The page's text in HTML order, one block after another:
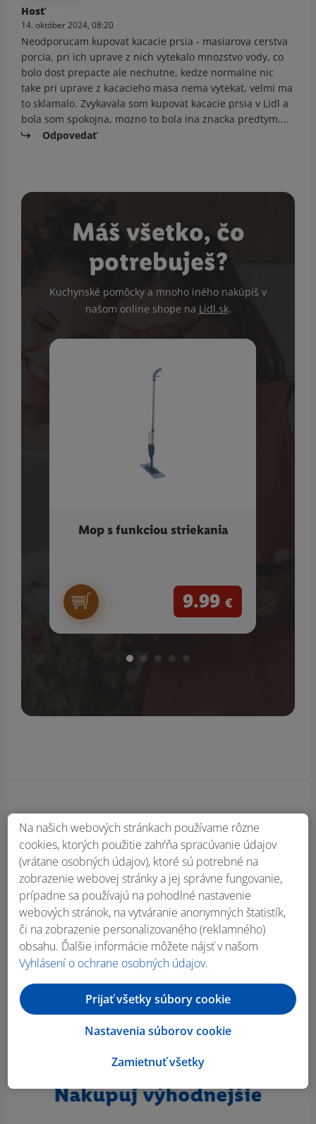
Hosť
14. október 2024, 08:20
Neodporucam kupovat kacacie prsia - masiarova cerstva
porcia, pri ich uprave z nich vytekalo mnozstvo vody, co
bolo dost prepacte ale nechutne, kedze normalne nic
take pri uprave z kacacieho masa nema vytekat, velmi ma
to sklamalo. Zvykavala som kupovat kacacie prsia v Lidl a
bola som spokojna, mozno to bola ina znacka predtym....
Odpovedať
Máš všetko, čo
potrebuješ?
Kuchynské pomôcky a mnoho iného nakúpiš v
našom online shope na Lidl.sk.
Mop s funkciou striekania
9.99 €
Obsah bočného panela
Na našich webových stránkach používame rôzne
cookies, ktorých použitie zahŕňa spracúvanie údajov
(vrátane osobných údajov), ktoré sú potrebné na
zobrazenie webovej stránky a jej správne fungovanie,
prípadne sa používajú na pohodlné nastavenie
webových stránok, na vytváranie anonymných štatistík,
či na zobrazenie personalizovaného (reklamného)
obsahu. Ďalšie informácie môžete nájsť v našom
Vyhlásení o ochrane osobných údajov.
Zamietnuť všetky
Nastavenia súborov cookie
Prijať všetky súbory cookie